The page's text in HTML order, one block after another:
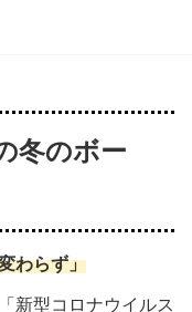
冬のボー
わらず」
新型コロナウイルス